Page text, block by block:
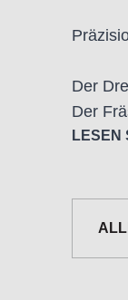
Der
Der
Achse
LESEN